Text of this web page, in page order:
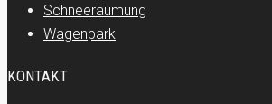
Schneeräumung
Wagenpark
KONTAKT